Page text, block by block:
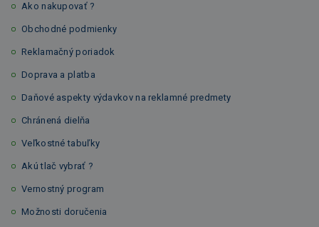
Ako nakupovať ?
Obchodné podmienky
Reklamačný poriadok
Doprava a platba
Daňové aspekty výdavkov na reklamné predmety
Chránená dielňa
Veľkostné tabuľky
Akú tlač vybrať ?
Vernostný program
Možnosti doručenia